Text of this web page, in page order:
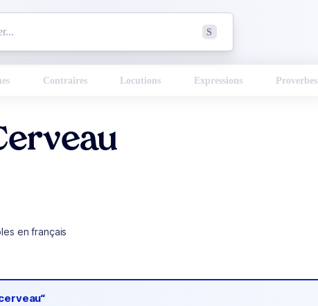
S
Contraires Locutions Expressions Proverbes
en français